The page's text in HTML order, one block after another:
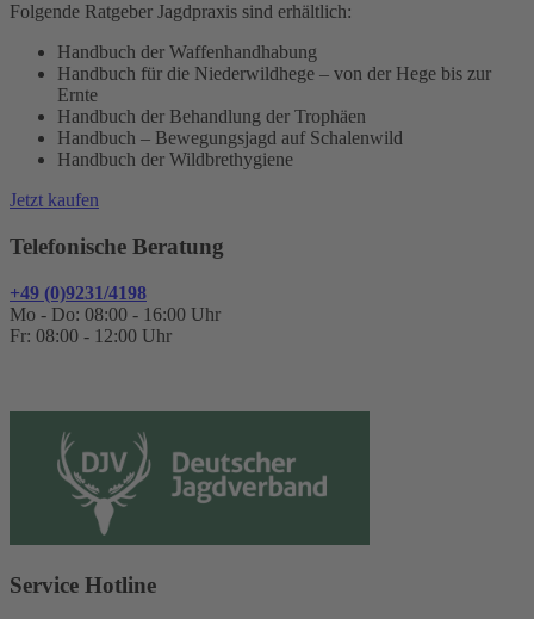
Folgende Ratgeber Jagdpraxis sind erhältlich:
Handbuch der Waffenhandhabung
Handbuch für die Niederwildhege – von der Hege bis zur
Ernte
Handbuch der Behandlung der Trophäen
Handbuch – Bewegungsjagd auf Schalenwild
Handbuch der Wildbrethygiene
Jetzt kaufen
Telefonische Beratung
+49 (0)9231/4198
Mo - Do: 08:00 - 16:00 Uhr
Fr: 08:00 - 12:00 Uhr
Service Hotline